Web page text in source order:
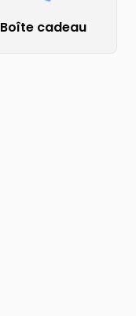
Boîte cadeau